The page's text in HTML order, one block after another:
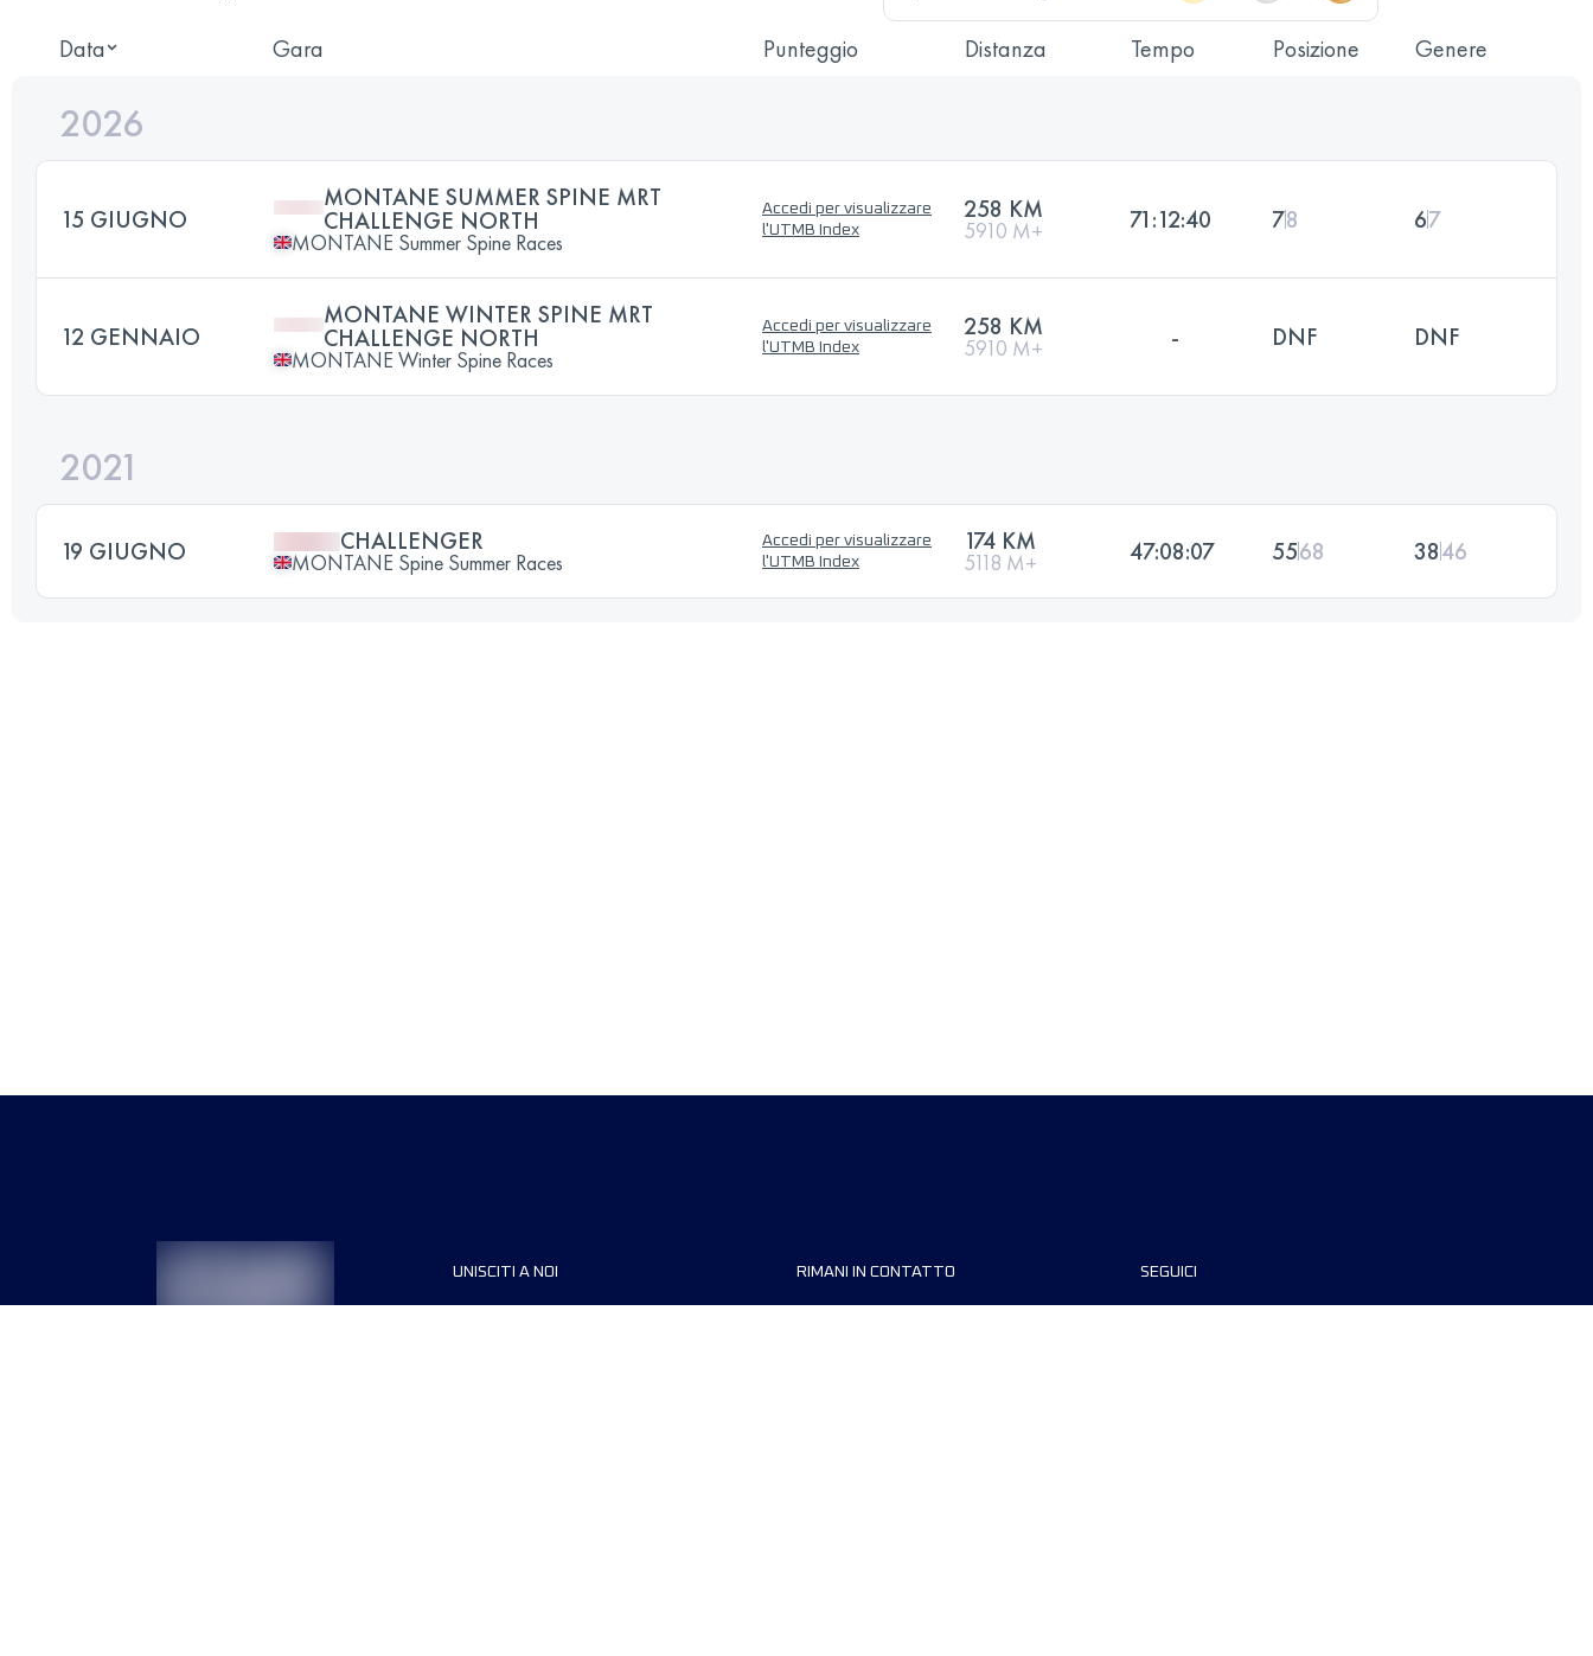
Data Gara Punteggio Distanza Tempo Posizione Genere
2026
15 GIUGNO
MONTANE SUMMER SPINE MRT
CHALLENGE NORTH
MONTANE Summer Spine Races
Accedi per visualizzare
l'UTMB Index
258 KM
5910 M+ 71:12:40 78 67
12 GENNAIO
MONTANE WINTER SPINE MRT
CHALLENGE NORTH
MONTANE Winter Spine Races
Accedi per visualizzare
l'UTMB Index
258 KM
5910 M+ - DNF DNF
2021
19 GIUGNO CHALLENGER
MONTANE Spine Summer Races
Accedi per visualizzare
l'UTMB Index
174 KM
5118 M+ 47:08:07 5568 3846
UNISCITI A NOI RIMANI IN CONTATTO SEGUICI